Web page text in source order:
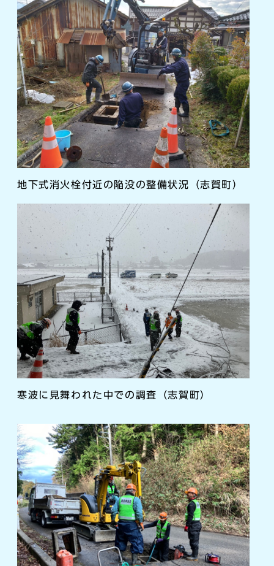
地下式消火栓付近の陥没の整備状況（志賀町）
寒波に見舞われた中での調査（志賀町）